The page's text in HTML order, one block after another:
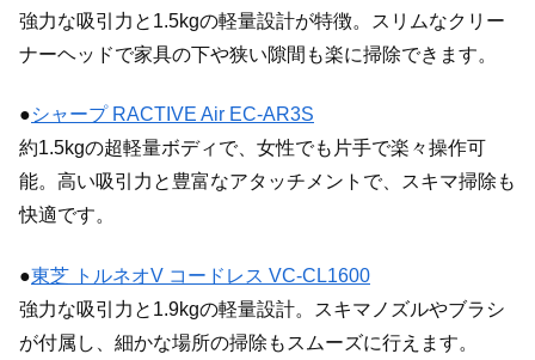
強力な吸引力と1.5kgの軽量設計が特徴。スリムなクリー
ナーヘッドで家具の下や狭い隙間も楽に掃除できます。
●シャープ RACTIVE Air EC-AR3S
約1.5kgの超軽量ボディで、女性でも片手で楽々操作可
能。高い吸引力と豊富なアタッチメントで、スキマ掃除も
快適です。
●東芝 トルネオV コードレス VC-CL1600
強力な吸引力と1.9kgの軽量設計。スキマノズルやブラシ
が付属し、細かな場所の掃除もスムーズに行えます。